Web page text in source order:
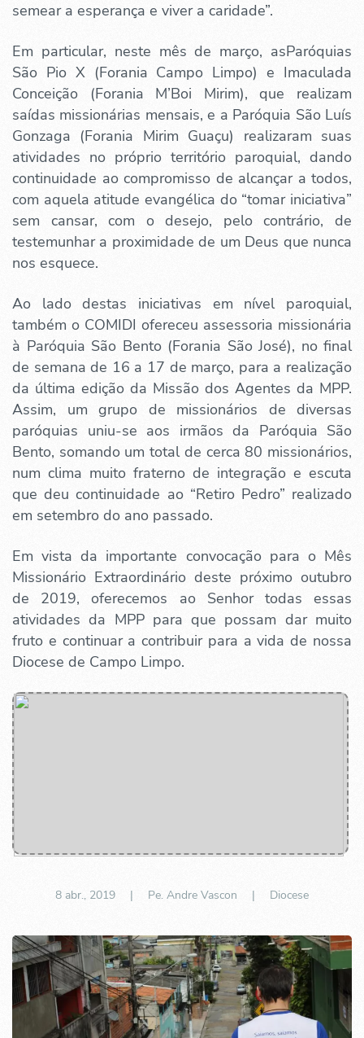
semear a esperança e viver a caridade”.
Em particular, neste mês de março, asParóquias
São Pio X (Forania Campo Limpo) e Imaculada
Conceição (Forania M’Boi Mirim), que realizam
saídas missionárias mensais, e a Paróquia São Luís
Gonzaga (Forania Mirim Guaçu) realizaram suas
atividades no próprio território paroquial, dando
continuidade ao compromisso de alcançar a todos,
com aquela atitude evangélica do “tomar iniciativa”
sem cansar, com o desejo, pelo contrário, de
testemunhar a proximidade de um Deus que nunca
nos esquece.
Ao lado destas iniciativas em nível paroquial,
também o COMIDI ofereceu assessoria missionária
à Paróquia São Bento (Forania São José), no final
de semana de 16 a 17 de março, para a realização
da última edição da Missão dos Agentes da MPP.
Assim, um grupo de missionários de diversas
paróquias uniu-se aos irmãos da Paróquia São
Bento, somando um total de cerca 80 missionários,
num clima muito fraterno de integração e escuta
que deu continuidade ao “Retiro Pedro” realizado
em setembro do ano passado.
Em vista da importante convocação para o Mês
Missionário Extraordinário deste próximo outubro
de 2019, oferecemos ao Senhor todas essas
atividades da MPP para que possam dar muito
fruto e continuar a contribuir para a vida de nossa
Diocese de Campo Limpo.
8 abr., 2019 | Pe. Andre Vascon | Diocese